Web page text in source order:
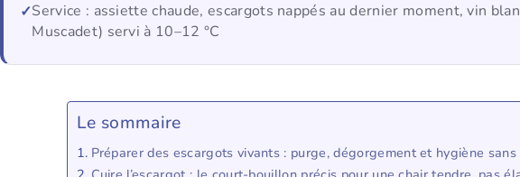
Service : assiette chaude, escargots nappés au dernier moment, vin
Muscadet) servi à 10–12 °C
Le sommaire
Préparer des escargots vivants : purge, dégorgement et hygiène